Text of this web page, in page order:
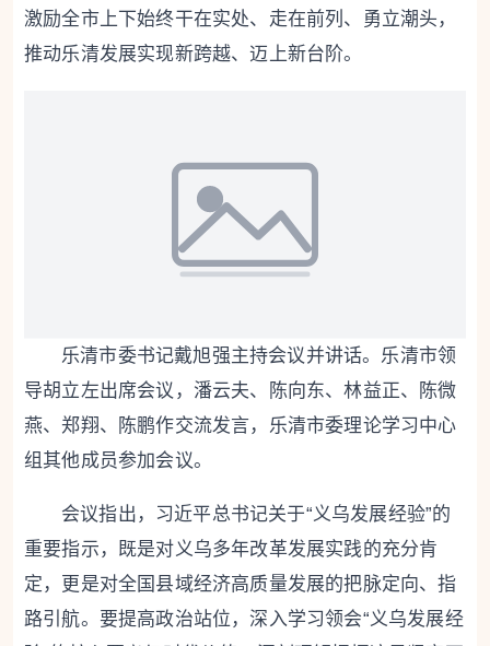
激励全市上下始终干在实处、走在前列、勇立潮头，
推动乐清发展实现新跨越、迈上新台阶。
乐清市委书记戴旭强主持会议并讲话。 乐清市领
导胡立左出席会议，潘云夫、陈向东、林益正、陈微
燕、郑翔、陈鹏作交流发言， 乐清市委理论学习中心
组其他成员参加会议。
会议指出，
习近平总书记关于“义乌发展经验”的
重要指示，既是对义乌多年改革发展实践的充分肯
定，更是对全国县域经济高质量发展的把脉定向、指
路引航。要提高政治站位，深入学习领会“义乌发展经